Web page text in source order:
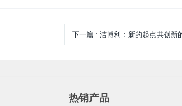
下一篇: 洁博利：新的起点共创新
热销产品